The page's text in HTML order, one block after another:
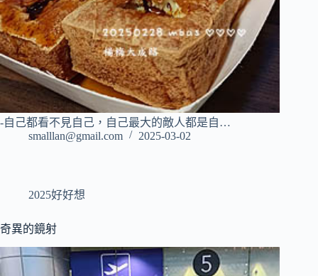
-自己都看不見自己，自己最大的敵人都是自…
smalllan@gmail.com
2025-03-02
2025好好想
奇異的鏡射